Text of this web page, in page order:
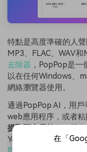
特點是高度準確的人
MP3、FLAC、WAV
去除器 ，PopPop是一
以在任何Windows、
網絡瀏覽器使用。
通過PopPop AI，用
web應用程序，或者
提取阿卡貝拉從，因
YouTube，X，抖音等
在「